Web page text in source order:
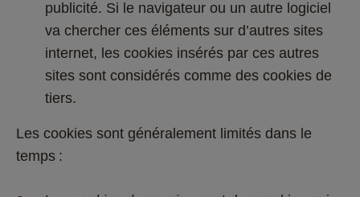
publicité. Si le navigateur ou un autre logiciel
va chercher ces éléments sur d’autres sites
internet, les cookies insérés par ces autres
sites sont considérés comme des cookies de
tiers.
Les cookies sont généralement limités dans le
temps :